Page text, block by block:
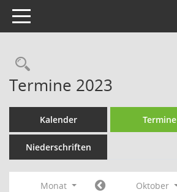
Toggle navigation
Rechercheauswahl
Termine 2023
Kalender Termine
Niederschriften
Monat Oktober